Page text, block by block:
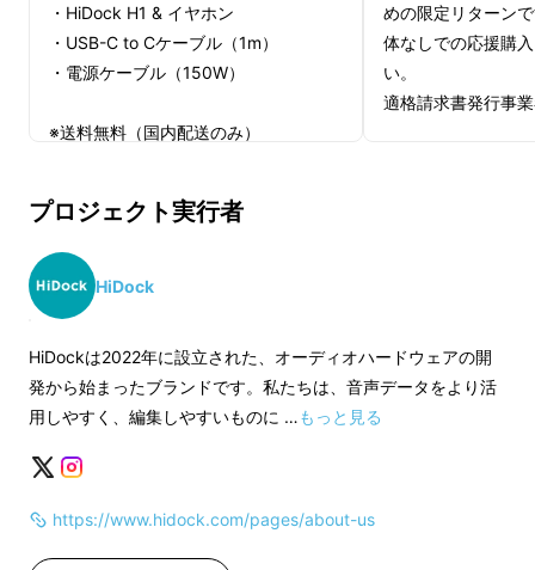
的な機能はもちろん、ユーザーの使いやすさを
考えた機能が盛りだくさん！
話者を識別
と思ったタイミングでワンタッチするだけで、
議事録で自動的にハイライト表示してくれま
す！
・HiDock H1 & イヤホン
・USB-C to Cケーブル（1m）
・電源ケーブル（150W）
※送料無料（国内配送のみ）
めの限定リターン
体なしでの応援購
い。
適格請求書発行事
プロジェクト実行者
HiDock
HiDockは2022年に設立された、オーディオハードウェアの開
発から始まったブランドです。私たちは、音声データをより活
用しやすく、編集しやすいものに …もっと見る
https://www.hidock.com/pages/about-us